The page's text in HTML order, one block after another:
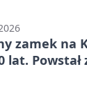
zamek na
lat. Powstał